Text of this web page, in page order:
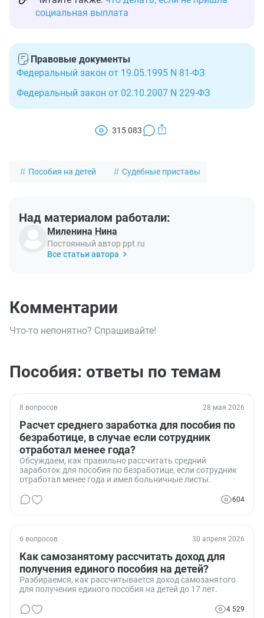
социальная выплата
Правовые документы
Федеральный закон от 19.05.1995 N 81-ФЗ
Федеральный закон от 02.10.2007 N 229-ФЗ
315 083
Пособия на детей Судебные приставы
Над материалом работали:
Миленина Нина
Постоянный автор ppt.ru
Все статьи автора
Комментарии
Что-то непонятно? Спрашивайте!
Пособия: ответы по темам
8 вопросов 28 мая 2026
Расчет среднего заработка для пособия по
безработице, в случае если сотрудник
отработал менее года?
Обсуждаем, как правильно рассчитать средний
заработок для пособия по безработице, если сотрудник
отработал менее года и имел больничные листы.
604
6 вопросов 30 апреля 2026
Как самозанятому рассчитать доход для
получения единого пособия на детей?
Разбираемся, как рассчитывается доход самозанятого
для получения единого пособия на детей до 17 лет.
4 529